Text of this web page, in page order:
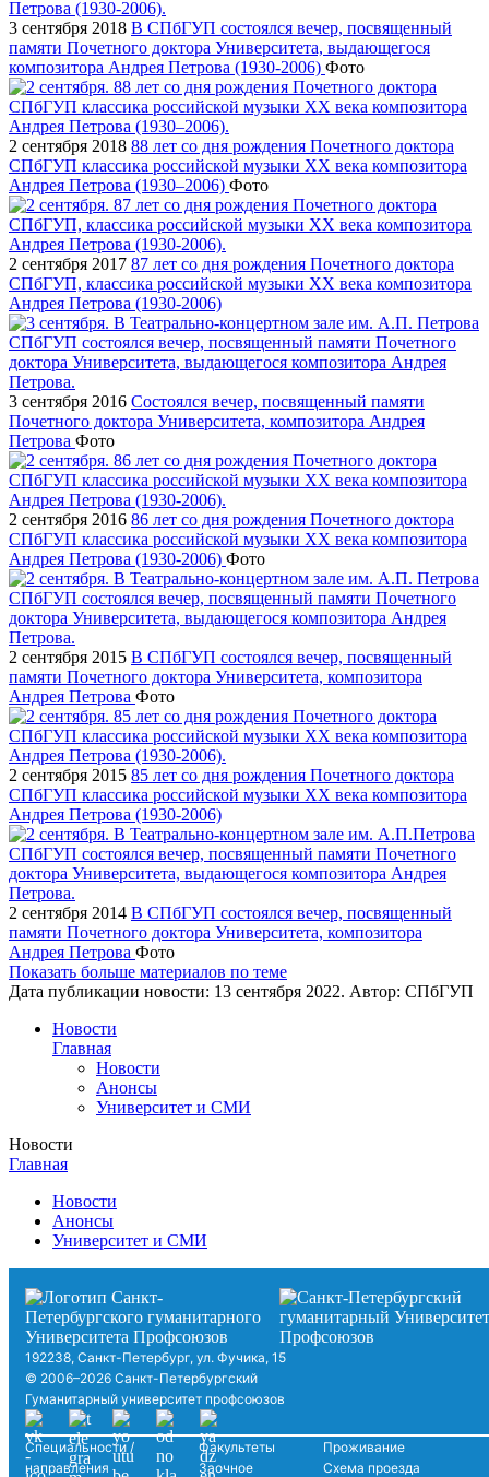
3 сентября 2018 В СПбГУП состоялся вечер, посвященный
памяти Почетного доктора Университета, выдающегося
композитора Андрея Петрова (1930-2006) Фото
2 сентября 2018 88 лет со дня рождения Почетного доктора
СПбГУП классика российской музыки ХХ века композитора
Андрея Петрова (1930–2006) Фото
2 сентября 2017 87 лет со дня рождения Почетного доктора
СПбГУП, классика российской музыки ХХ века композитора
Андрея Петрова (1930-2006)
3 сентября 2016 Состоялся вечер, посвященный памяти
Почетного доктора Университета, композитора Андрея
Петрова Фото
2 сентября 2016 86 лет со дня рождения Почетного доктора
СПбГУП классика российской музыки ХХ века композитора
Андрея Петрова (1930-2006) Фото
2 сентября 2015 В СПбГУП состоялся вечер, посвященный
памяти Почетного доктора Университета, композитора
Андрея Петрова Фото
2 сентября 2015 85 лет со дня рождения Почетного доктора
СПбГУП классика российской музыки ХХ века композитора
Андрея Петрова (1930-2006)
2 сентября 2014 В СПбГУП состоялся вечер, посвященный
памяти Почетного доктора Университета, композитора
Андрея Петрова Фото
Показать больше материалов по теме
Дата публикации новости: 13 сентября 2022. Автор: СПбГУП
Новости
Главная
Новости
Анонсы
Университет и СМИ
Новости
Главная
Новости
Анонсы
Университет и СМИ
192238, Санкт-Петербург, ул. Фучика, 15
© 2006–2026 Санкт-Петербургский
Гуманитарный университет профсоюзов
Специальности /
направления
Факультеты
Заочное
Проживание
Схема проезда